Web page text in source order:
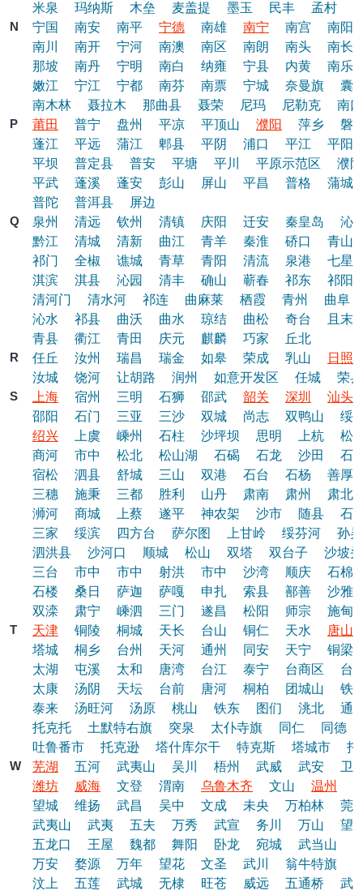
米泉
玛纳斯 木垒 麦盖提 墨玉 民丰 孟村
N
宁国 南安 南平 宁德 南雄 南宁 南宫
南阳
南川
南开 宁河 南澳 南区 南朗 南头
南长
那坡
南丹 宁明 南白 纳雍 宁县 内黄
南乐
嫩江
宁江 宁都 南芬 南票 宁城 奈曼旗
囊
南木林
聂拉木 那曲县 聂荣 尼玛 尼勒克
南口
P
莆田 普宁 盘州 平凉 平顶山 濮阳 萍乡
磐
蓬江
平远 蒲江 郫县 平阴 浦口 平江
平阳
平坝
普定县 普安 平塘 平川 平原示范区
濮
平武
蓬溪 蓬安 彭山 屏山 平昌 普格
蒲城
普陀
普洱县
屏边
Q
泉州 清远 钦州 清镇 庆阳 迁安 秦皇岛
沁
黔江
清城 清新 曲江 青羊 秦淮 硚口
青山
祁门
全椒 谯城 青草 青阳 清流 泉港
七星
淇滨
淇县 沁园 清丰 确山 蕲春 祁东
祁阳
清河门
清水河 祁连 曲麻莱 栖霞 青州
曲阜
沁水
祁县 曲沃 曲水 琼结 曲松 奇台
且末
青县
衢江 青田 庆元 麒麟 巧家
丘北
R
任丘 汝州 瑞昌 瑞金 如皋 荣成 乳山
日照
汝城
饶河 让胡路 润州 如意开发区 任城
荣县
S
上海 宿州 三明 石狮 邵武 韶关 深圳
汕头
邵阳
石门 三亚 三沙 双城 尚志 双鸭山
绥
绍兴
上虞 嵊州 石柱 沙坪坝 思明 上杭
松
商河
市中 松北 松山湖 石碣 石龙 沙田
石
宿松
泗县 舒城 三山 双港 石台 石杨
善厚
三穗
施秉 三都 胜利 山丹 肃南 肃州
肃北
浉河
商城 上蔡 遂平 神农架 沙市 随县
石
三家
绥滨 四方台 萨尔图 上甘岭 绥芬河
孙吴
泗洪县
沙河口 顺城 松山 双塔 双台子
沙坡头
三台
市中 市中 射洪 市中 沙湾 顺庆
石棉
石楼
桑日 萨迦 萨嘎 申扎 索县 鄯善
沙雅
双滦
肃宁 嵊泗 三门 遂昌 松阳 师宗
施甸
T
天津 铜陵 桐城 天长 台山 铜仁 天水
唐山
塔城
桐乡 台州 天河 通州 同安 天宁
铜梁
太湖
屯溪 太和 唐湾 台江 泰宁 台商区
台
太康
汤阴 天坛 台前 唐河 桐柏 团城山
铁
泰来
汤旺河 汤原 桃山 铁东 图们 洮北
通
托克托
土默特右旗 突泉 太仆寺旗 同仁
同德
吐鲁番市
托克逊 塔什库尔干 特克斯 塔城市
托
W
芜湖 五河 武夷山 吴川 梧州 武威 武安
卫
潍坊
威海 文登 渭南 乌鲁木齐 文山 温州
望城
维扬 武昌 吴中 文成 未央 万柏林
莞
武夷山
武夷 五夫 万秀 武宣 务川 万山
望
五龙口
王屋 魏都 舞阳 卧龙 宛城 武当山
万安
婺源 万年 望花 文圣 武川 翁牛特旗
汶上
五莲 武城 无棣 旺苍 威远 五通桥
武